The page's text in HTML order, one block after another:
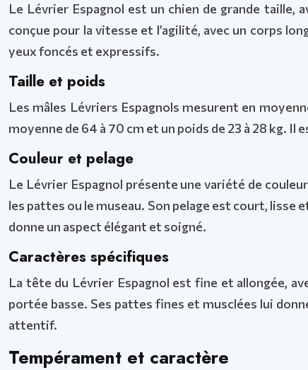
Le Lévrier Espagnol est un chien de grande taille,
conçue pour la vitesse et l’agilité, avec un corps
yeux foncés et expressifs.
Taille et poids
Les mâles Lévriers Espagnols mesurent en
moyenne de 64 à 70 cm et un poids de 23 à 28 kg.
Couleur et pelage
Le Lévrier Espagnol présente une variété de
les pattes ou le museau. Son pelage est court, lisse
donne un aspect élégant et soigné.
Caractères spécifiques
La tête du Lévrier Espagnol est fine et allongée,
portée basse. Ses pattes fines et musclées lui
attentif.
Tempérament et caractère